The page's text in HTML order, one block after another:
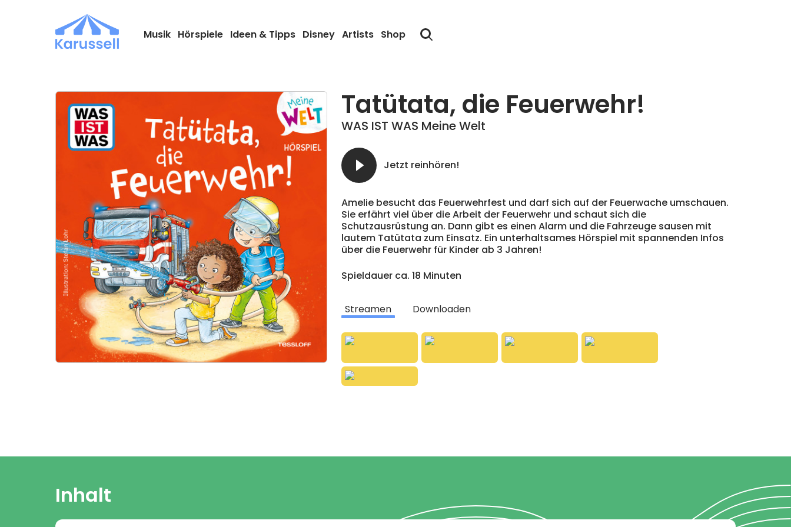
Musik Hörspiele Ideen & Tipps Disney Artists Shop
Tatütata, die Feuerwehr!
WAS IST WAS Meine Welt
Jetzt reinhören!
Amelie besucht das Feuerwehrfest und darf sich auf der Feuerwache umschauen.
Sie erfährt viel über die Arbeit der Feuerwehr und schaut sich die
Schutzausrüstung an. Dann gibt es einen Alarm und die Fahrzeuge sausen mit
lautem Tatütata zum Einsatz. Ein unterhaltsames Hörspiel mit spannenden Infos
über die Feuerwehr für Kinder ab 3 Jahren!
Spieldauer ca. 18 Minuten
Streamen Downloaden
Inhalt